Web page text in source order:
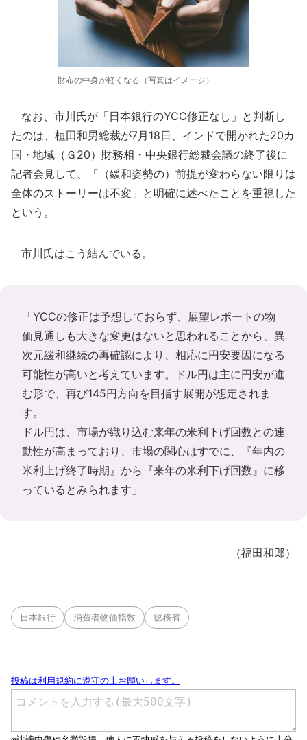
財布の中身が軽くなる（写真はイメージ）
なお、市川氏が「日本銀行のYCC修正なし」と判断し
たのは、植田和男総裁が7月18日、インドで開かれた20カ
国・地域（Ｇ20）財務相・中央銀行総裁会議の終了後に
記者会見して、「（緩和姿勢の）前提が変わらない限りは
全体のストーリーは不変」と明確に述べたことを重視した
という。
市川氏はこう結んでいる。
「YCCの修正は予想しておらず、展望レポートの物
価見通しも大きな変更はないと思われることから、異
次元緩和継続の再確認により、相応に円安要因になる
可能性が高いと考えています。ドル円は主に円安が進
む形で、再び145円方向を目指す展開が想定されま
す。
ドル円は、市場が織り込む来年の米利下げ回数との連
動性が高まっており、市場の関心はすでに、『年内の
米利上げ終了時期』から『来年の米利下げ回数』に移
っているとみられます」
（福田和郎）
日本銀行 消費者物価指数 総務省